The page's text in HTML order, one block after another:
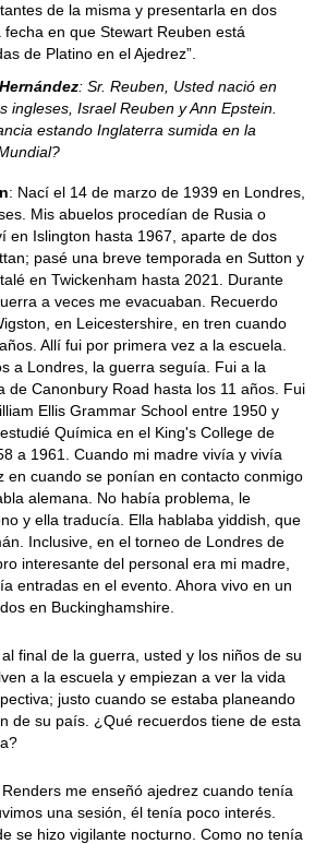
de la misma y presentarla en dos
en que Stewart Reuben está
de Platino en el Ajedrez”.
: Sr. Reuben, Usted nació en
ingleses, Israel Reuben y Ann Epstein.
estando Inglaterra sumida en la
: Nací el 14 de marzo de 1939 en Londres,
Mis abuelos procedían de Rusia o
en Islington hasta 1967, aparte de dos
pasé una breve temporada en Sutton y
en Twickenham hasta 2021. Durante
a veces me evacuaban. Recuerdo
en Leicestershire, en tren cuando
Allí fui por primera vez a la escuela.
a Londres, la guerra seguía. Fui a la
de Canonbury Road hasta los 11 años. Fui
Ellis Grammar School entre 1950 y
Química en el King's College de
a 1961. Cuando mi madre vivía y vivía
en cuando se ponían en contacto conmigo
alemana. No había problema, le
y ella traducía. Ella hablaba yiddish, que
Inclusive, en el torneo de Londres de
interesante del personal era mi madre,
entradas en el evento. Ahora vivo en un
en Buckinghamshire.
final de la guerra, usted y los niños de su
a la escuela y empiezan a ver la vida
justo cuando se estaba planeando
de su país. ¿Qué recuerdos tiene de esta
me enseñó ajedrez cuando tenía
una sesión, él tenía poco interés.
se hizo vigilante nocturno. Como no tenía